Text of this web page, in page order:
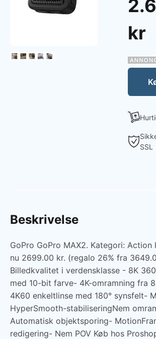
kr
SSL
Beskrivelse
GoPro GoPro MAX2. Kategori: Action
nu 2699.00 kr. (regalo 26% fra
Billedkvalitet i verdensklasse - 8K
med 10-bit farve- 4K-omramning fra
4K60 enkeltlinse med 180° synsfelt-
HyperSmooth-stabiliseringNem
Automatisk objektsporing-
redigering- Nem POV Køb hos